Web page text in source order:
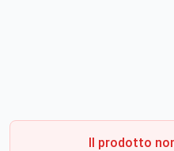
Il prodotto